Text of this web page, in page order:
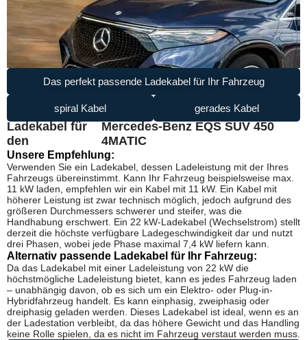
Das perfekt passende Ladekabel für Ihr Fahrzeug
spiral Kabel gerades Kabel
Ladekabel für
den
Mercedes-Benz EQS SUV 450
4MATIC
Unsere Empfehlung:
Verwenden Sie ein Ladekabel, dessen Ladeleistung mit der Ihres
Fahrzeugs übereinstimmt. Kann Ihr Fahrzeug beispielsweise max.
11 kW laden, empfehlen wir ein Kabel mit 11 kW. Ein Kabel mit
höherer Leistung ist zwar technisch möglich, jedoch aufgrund des
größeren Durchmessers schwerer und steifer, was die
Handhabung erschwert. Ein 22 kW-Ladekabel (Wechselstrom) stellt
derzeit die höchste verfügbare Ladegeschwindigkeit dar und nutzt
drei Phasen, wobei jede Phase maximal 7,4 kW liefern kann.
Alternativ passende Ladekabel für Ihr Fahrzeug:
Da das Ladekabel mit einer Ladeleistung von 22 kW die
höchstmögliche Ladeleistung bietet, kann es jedes Fahrzeug laden
– unabhängig davon, ob es sich um ein Elektro- oder Plug-in-
Hybridfahrzeug handelt. Es kann einphasig, zweiphasig oder
dreiphasig geladen werden. Dieses Ladekabel ist ideal, wenn es an
der Ladestation verbleibt, da das höhere Gewicht und das Handling
keine Rolle spielen, da es nicht im Fahrzeug verstaut werden muss.